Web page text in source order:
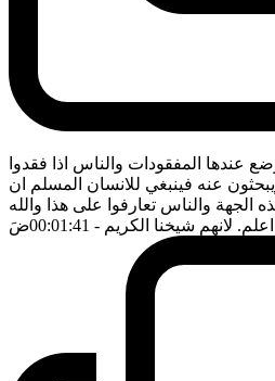
عندها المفقودات والناس اذا فقدوا
عنه فينبغي للانسان المسلم ان
الجهة والناس تعارفوا على هذا والله
اعلم. لانهم شيخنا الكريم - 00:01:41 ضَ